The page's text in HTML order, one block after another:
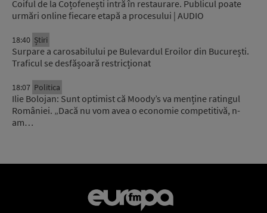
Coiful de la Coțofenești intră în restaurare. Publicul poate
urmări online fiecare etapă a procesului | AUDIO
18:40 Știri
Surpare a carosabilului pe Bulevardul Eroilor din București.
Traficul se desfășoară restricționat
18:07 Politica
Ilie Bolojan: Sunt optimist că Moody’s va menține ratingul
României. „Dacă nu vom avea o economie competitivă, n-
am…